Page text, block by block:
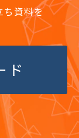
ち資料を
ド